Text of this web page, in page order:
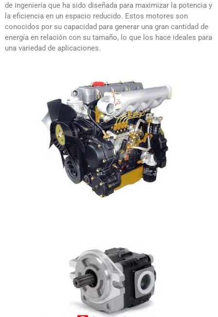
de ingeniería que ha sido diseñada para maximizar la potencia y
la eficiencia en un espacio reducido. Estos motores son
conocidos por su capacidad para generar una gran cantidad de
energía en relación con su tamaño, lo que los hace ideales para
una variedad de aplicaciones.